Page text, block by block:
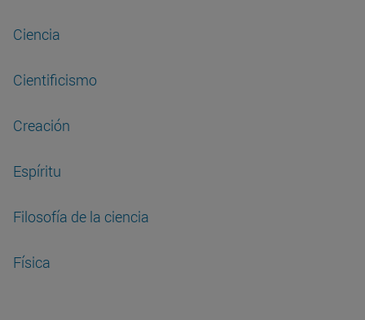
Ciencia
Cientificismo
Creación
Espíritu
Filosofía de la ciencia
Física